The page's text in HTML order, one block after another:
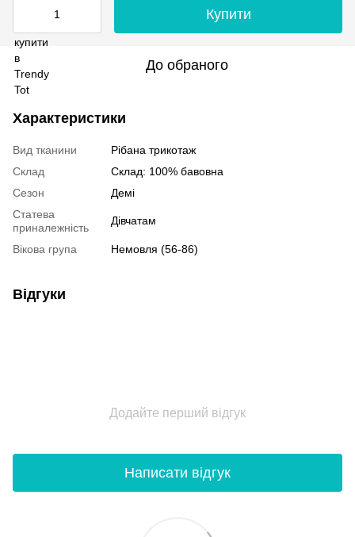
Купити
До обраного
Характеристики
Вид тканини
Рібана трикотаж
Склад
Склад: 100% бавовна
Сезон
Демі
Статева
приналежність
Дівчатам
Вікова група Немовля (56-86)
Відгуки
Додайте перший відгук
Написати відгук